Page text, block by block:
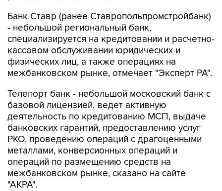
Банк Ставр (ранее Ставропольпромстройбанк)
- небольшой региональный банк,
специализируется на кредитовании и расчетно-
кассовом обслуживании юридических и
физических лиц, а также операциях на
межбанковском рынке, отмечает "Эксперт РА".
Телепорт банк - небольшой московский банк с
базовой лицензией, ведет активную
деятельность по кредитованию МСП, выдаче
банковских гарантий, предоставлению услуг
РКО, проведению операций с драгоценными
металлами, конверсионных операций и
операций по размещению средств на
межбанковском рынке, сказано на сайте
"АКРА".